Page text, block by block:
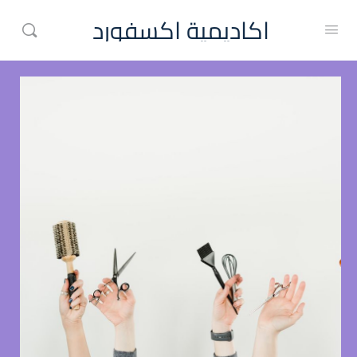
اكاديمية اكسفورد